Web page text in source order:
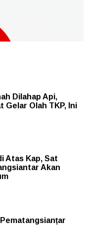
Dilahap Api,
Gelar Olah TKP, Ini
Atas Kap, Sat
Akan